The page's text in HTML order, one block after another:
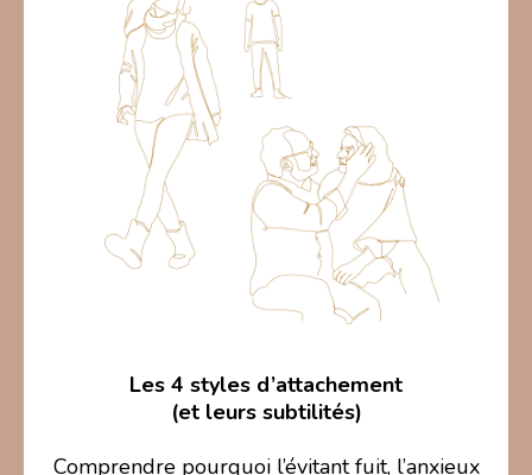
Les 4 styles d’attachement
(et leurs subtilités)
Comprendre pourquoi l’évitant fuit, l’anxieux